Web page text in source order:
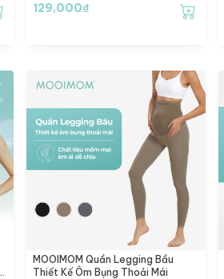
129,000₫
MOOIMOM Quần Legging Bầu
Thiết Kế Ôm Bụng Thoải Mái